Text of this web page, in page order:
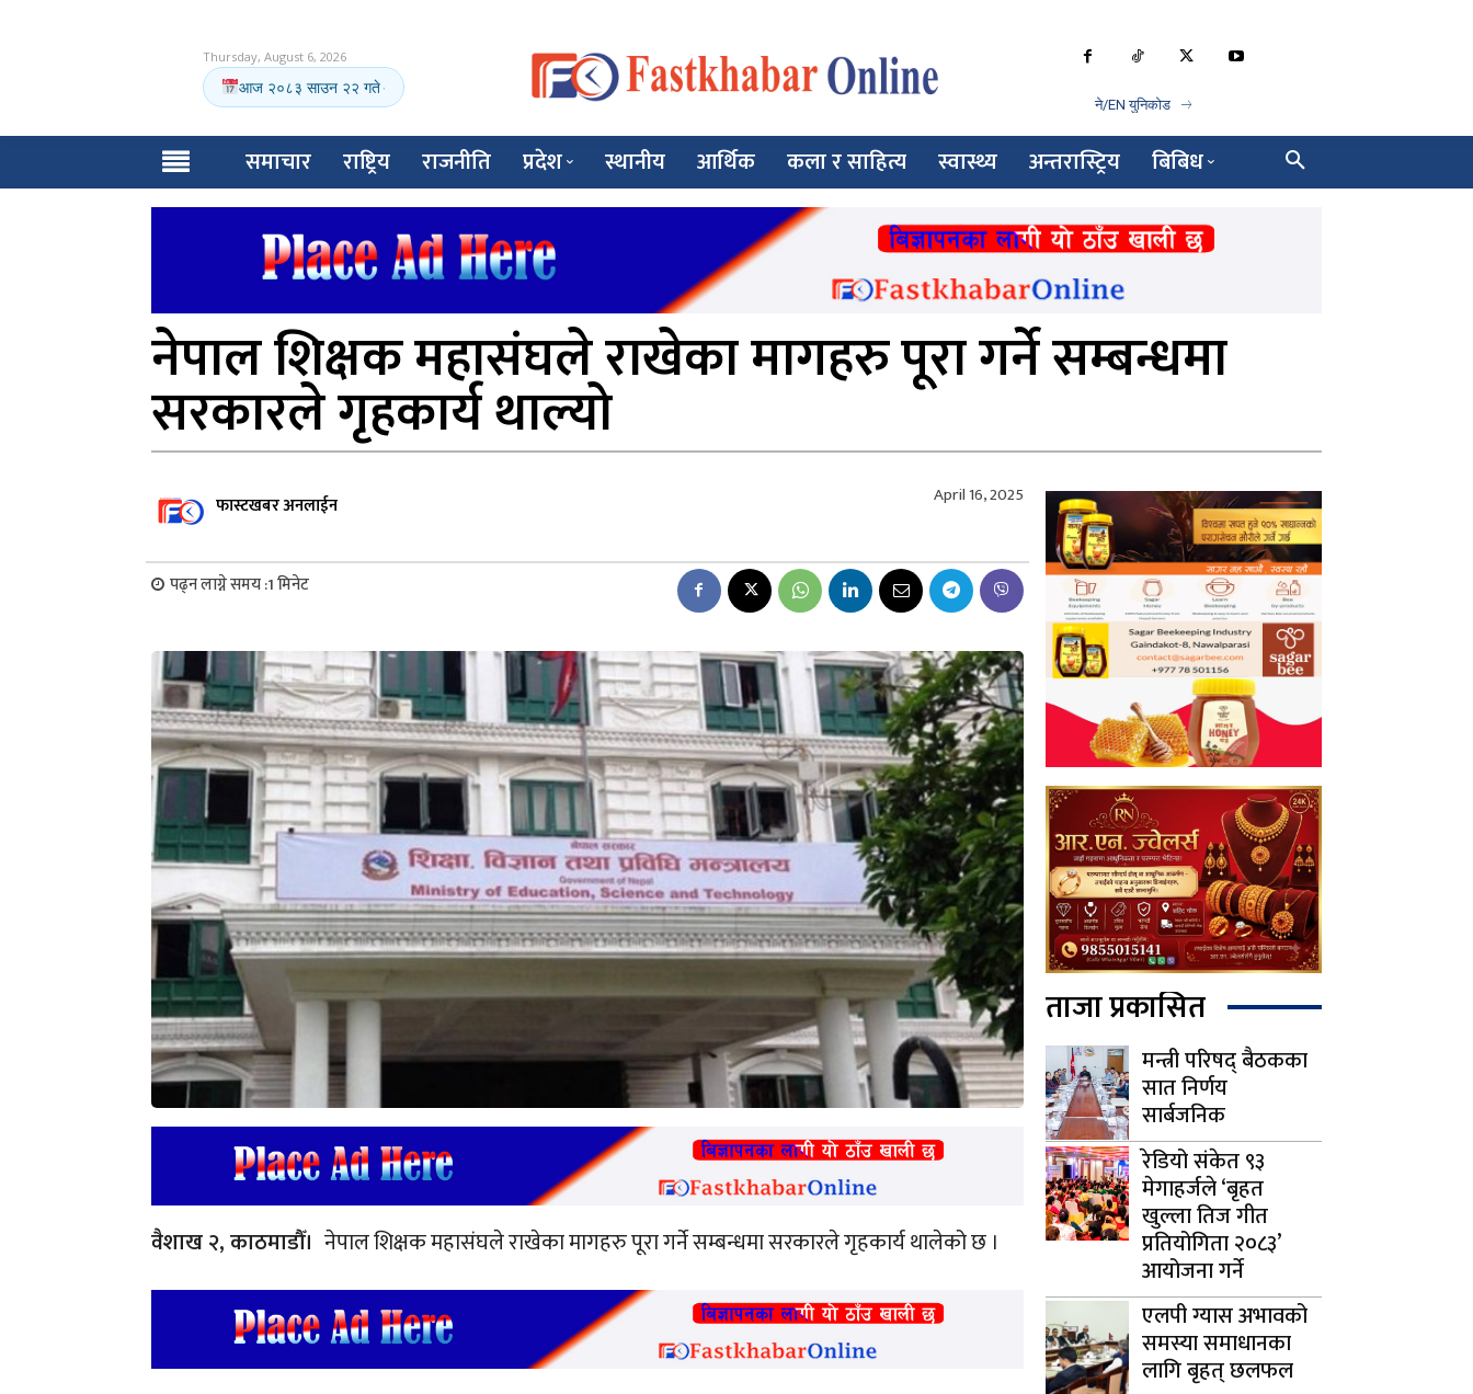
Thursday, August 6, 2026
आज २०८३ साउन २२ गते ·
ने/EN युनिकोड
समाचार राष्ट्रिय राजनीति प्रदेश स्थानीय आर्थिक कला र साहित्य स्वास्थ्य अन्तरास्ट्रिय बिबिध
नेपाल शिक्षक महासंघले राखेका मागहरु पूरा गर्ने सम्बन्धमा
सरकारले गृहकार्य थाल्यो
फास्टखबर अनलाईन April 16, 2025
पढ्न लाग्ने समय :1मिनेट
वैशाख २, काठमाडौँ। नेपाल शिक्षक महासंघले राखेका मागहरु पूरा गर्ने सम्बन्धमा सरकारले गृहकार्य थालेको छ ।
ताजा प्रकासित
मन्त्री परिषद् बैठकका
सात निर्णय
सार्बजनिक
रेडियो संकेत ९३
मेगाहर्जले ‘बृहत
खुल्ला तिज गीत
प्रतियोगिता २०८३’
आयोजना गर्ने
एलपी ग्यास अभावको
समस्या समाधानका
लागि बृहत् छलफल